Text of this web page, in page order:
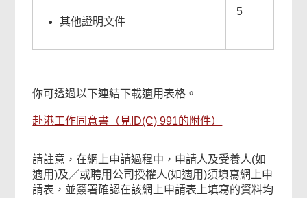
其他證明文件
5
你可透過以下連結下載適用表格。
赴港工作同意書（見ID(C) 991的附件）
請註意，在網上申請過程中，申請人及受養人(如
適用)及／或聘用公司授權人(如適用)須填寫網上申
請表，並簽署確認在該網上申請表上填寫的資料均